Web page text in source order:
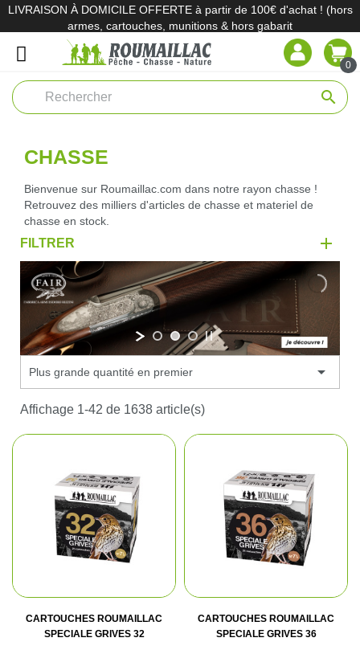
LIVRAISON À DOMICILE OFFERTE à partir de 100€ d'achat ! (hors
armes, cartouches, munitions & hors gabarit
0
search
CHASSE
Bienvenue sur Roumaillac.com dans notre rayon chasse !
Retrouvez des milliers d'articles de chasse et materiel de
chasse en stock.
FILTRER
Plus grande quantité en premier 
Affichage 1-42 de 1638 article(s)
CARTOUCHES ROUMAILLAC
SPECIALE GRIVES 32
CARTOUCHES ROUMAILLAC
SPECIALE GRIVES 36